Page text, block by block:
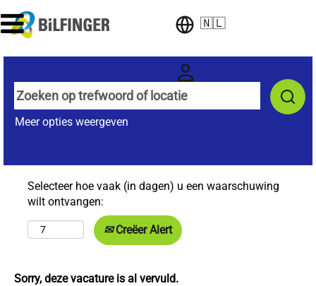
🇳🇱
Meer opties weergeven
Selecteer hoe vaak (in dagen) u een waarschuwing
wilt ontvangen:
Creëer Alert
Sorry, deze vacature is al vervuld.